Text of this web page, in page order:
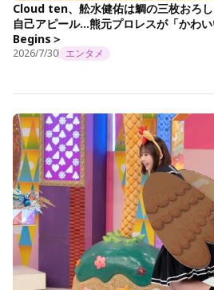
Cloud ten、舩水健佑は鯛の三枚おろ
自己アピール…熊元プロレスが「かわ
Begins＞
2026/7/30 エンタメ